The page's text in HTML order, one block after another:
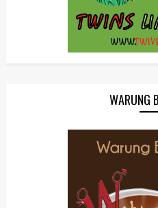
WARUNG